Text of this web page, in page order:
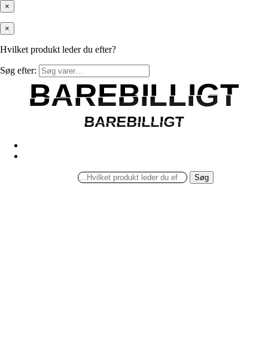
×
×
Hvilket produkt leder du efter?
Søg efter:
BAREBILLIGT
BAREBILLIGT
BAREBILLIGT
BAREBILLIGT
Søg